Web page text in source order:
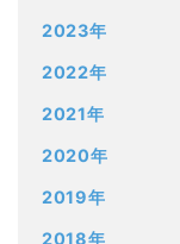
2023年
2022年
2021年
2020年
2019年
2018年